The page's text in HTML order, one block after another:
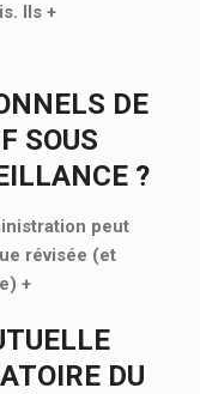
Ils +
DE
SOUS
?
peut
révisée (et
+
DU